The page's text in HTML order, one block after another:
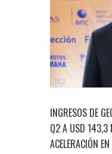
INGRESOS DE
Q2 A USD 143,3
ACELERACIÓN